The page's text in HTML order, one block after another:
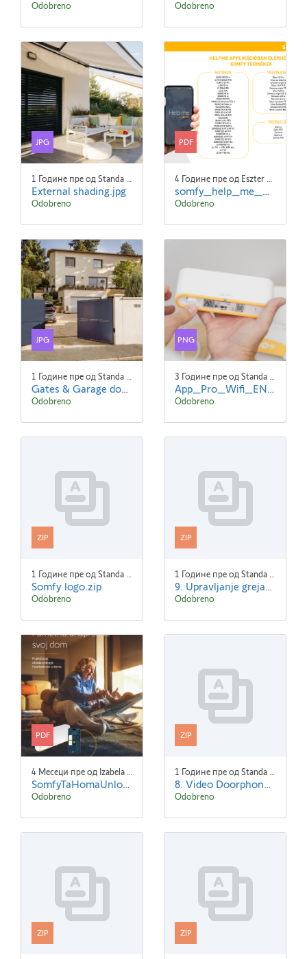
Odobreno Odobreno
JPG
1 Године пре од Standa Blaha
External shading.jpg
Odobreno
PDF
4 Године пре од Eszter NYÚZÓ Eszter NYÚZÓ
somfy_help_me_web_2021.pdf
Odobreno
JPG
1 Године пре од Standa Blaha
Gates & Garage doors.jpg
Odobreno
PNG
3 Године пре од Standa Blaha
App_Pro_Wifi_EN_screen1.png
Odobreno
ZIP
1 Године пре од Standa Blaha
Somfy logo.zip
Odobreno
ZIP
1 Године пре од Standa Blaha
9. Upravljanje grejanjem.zip
Odobreno
PDF
4 Месеци пре од Izabela Gwozdzik
SomfyTaHomaUnlock-B2C-Brochure A4 SR 3.pdf
Odobreno
ZIP
1 Године пре од Standa Blaha
8. Video Doorphones.zip
Odobreno
ZIP ZIP